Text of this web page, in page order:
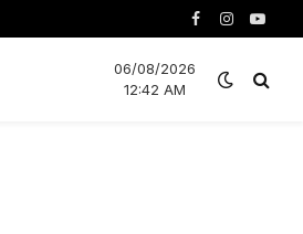
Facebook
Instagram
06/08/2026
12:42 AM